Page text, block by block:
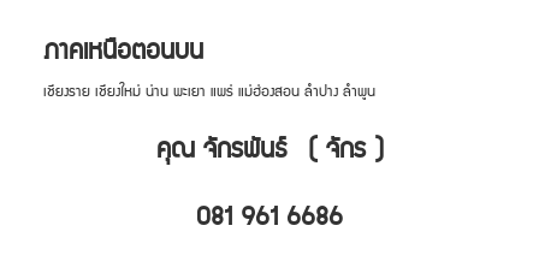
ภาคเหนือตอนบน
เชียงราย เชียงใหม่ น่าน พะเยา แพร่ แม่ฮ่องสอน ลำปาง ลำพูน
คุณ จักรพันธ์ ( จักร )
081 961 6686